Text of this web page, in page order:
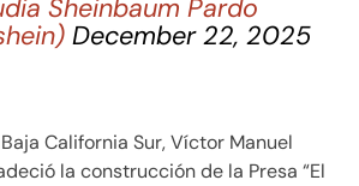
Sheinbaum Pardo
December 22, 2025
California Sur, Víctor Manuel
la construcción de la Presa “El